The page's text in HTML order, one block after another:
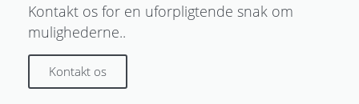
Kontakt os for en uforpligtende snak om
mulighederne..
Kontakt os